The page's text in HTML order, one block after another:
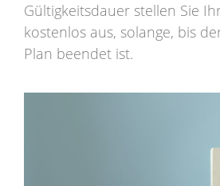
Gültigkeitsdauer stellen Sie
kostenlos aus, solange, bis
Plan beendet ist.